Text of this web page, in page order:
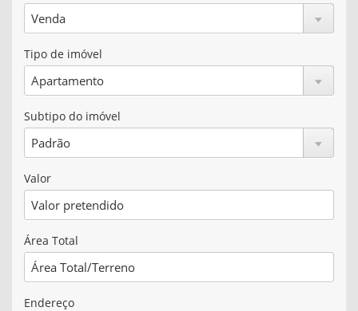
Tipo de imóvel
Subtipo do imóvel
Valor
Área Total
Endereço